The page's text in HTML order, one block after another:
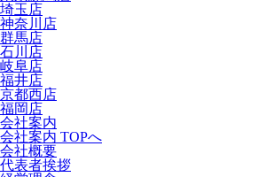
埼玉店
神奈川店
群馬店
石川店
岐阜店
福井店
京都西店
福岡店
会社案内
会社案内 TOPへ
会社概要
代表者挨拶